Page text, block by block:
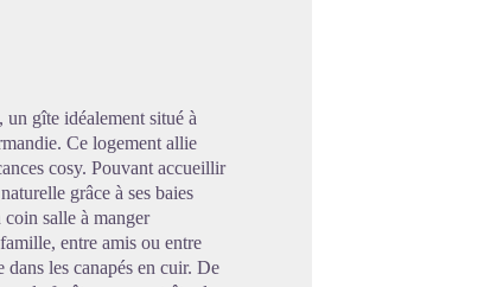
gîte idéalement situé à
Ce logement allie
cosy. Pouvant accueillir
grâce à ses baies
salle à manger
entre amis ou entre
les canapés en cuir. De